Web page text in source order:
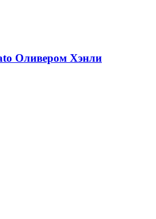
Оливером Хэнли